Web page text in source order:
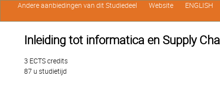
Inleiding tot informatica en Supply
3 ECTS credits
87 u studietijd
Andere aanbiedingen van dit Studiedeel Website ENGLISH